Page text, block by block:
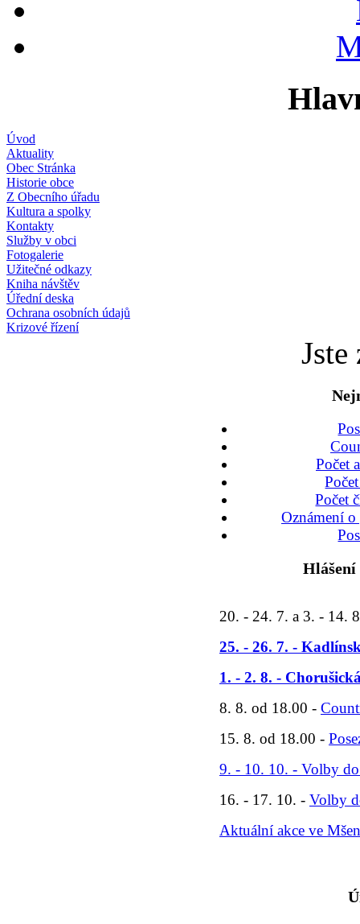
Úvod
Aktuality
Obec Stránka
Historie obce
Z Obecního úřadu
Kultura a spolky
Kontakty
Služby v obci
Fotogalerie
Užitečné odkazy
Kniha návštěv
Úřední deska
Ochrana osobních údajů
Krizové řízení
Počet
Počet
Oznámení
20. - 24. 7. a 3. - 14.
25. - 26. 7. -
1. - 2. 8. -
8. 8. od 18.00 -
15. 8. od 18.00 -
9. - 10. 10. - Volby do
16. - 17. 10. - Volby
Aktuální akce ve